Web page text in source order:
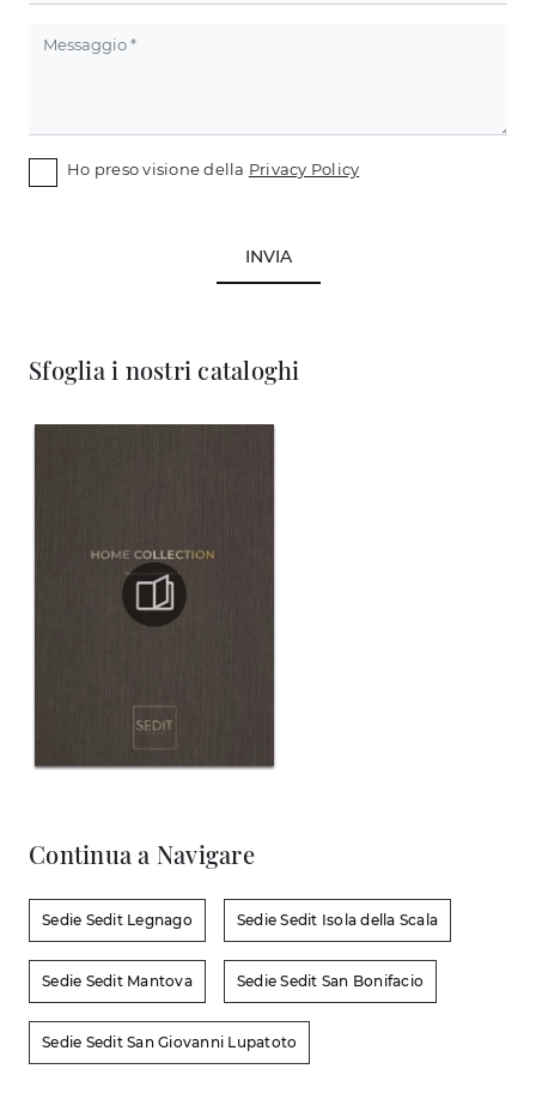
Sfoglia i nostri cataloghi
Continua a Navigare
Sedie Sedit Legnago Sedie Sedit Isola della Scala
Sedie Sedit Mantova Sedie Sedit San Bonifacio
Sedie Sedit San Giovanni Lupatoto
Ho preso visione della Privacy Policy
INVIA